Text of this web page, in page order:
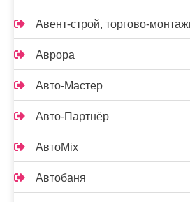
Авент-строй, торгово-
Аврора
Авто-Мастер
Авто-Партнёр
АвтоMix
Автобаня